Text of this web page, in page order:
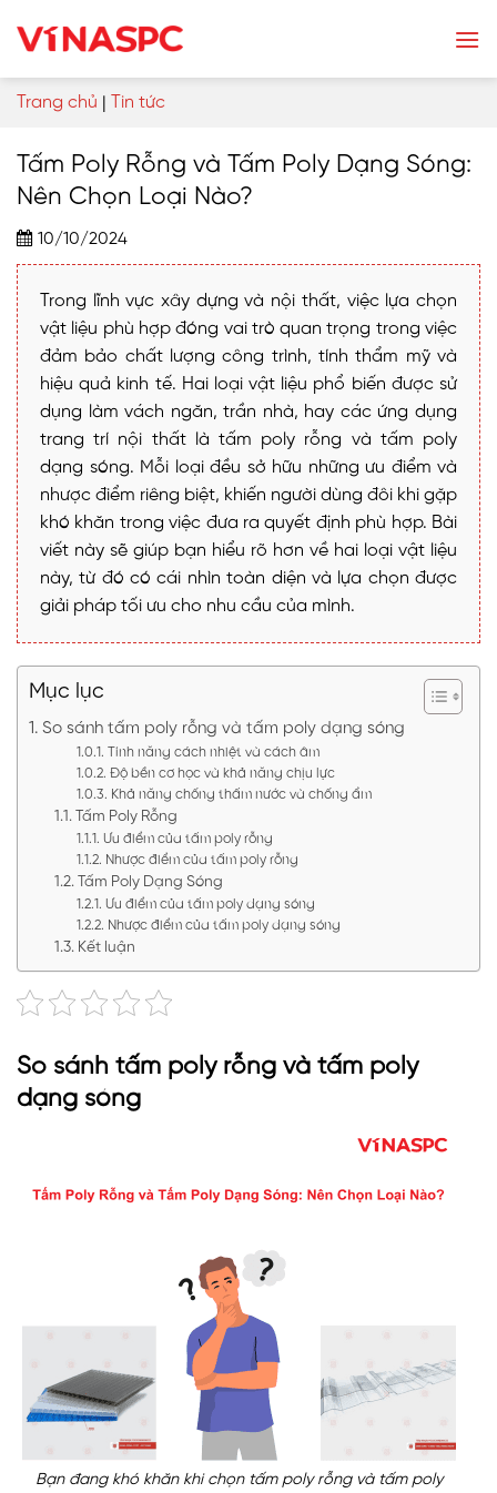
Trang chủ | Tin tức
Tấm Poly Rỗng và Tấm Poly Dạng Sóng:
Nên Chọn Loại Nào?
10/10/2024
Trong lĩnh vực xây dựng và nội thất, việc lựa chọn
vật liệu phù hợp đóng vai trò quan trọng trong việc
đảm bảo chất lượng công trình, tính thẩm mỹ và
hiệu quả kinh tế. Hai loại vật liệu phổ biến được sử
dụng làm vách ngăn, trần nhà, hay các ứng dụng
trang trí nội thất là tấm poly rỗng và tấm poly
dạng sóng. Mỗi loại đều sở hữu những ưu điểm và
nhược điểm riêng biệt, khiến người dùng đôi khi gặp
khó khăn trong việc đưa ra quyết định phù hợp. Bài
viết này sẽ giúp bạn hiểu rõ hơn về hai loại vật liệu
này, từ đó có cái nhìn toàn diện và lựa chọn được
giải pháp tối ưu cho nhu cầu của mình.
Mục lục
So sánh tấm poly rỗng và tấm poly dạng sóng
Tính năng cách nhiệt và cách âm
Độ bền cơ học và khả năng chịu lực
Khả năng chống thấm nước và chống ẩm
Tấm Poly Rỗng
Ưu điểm của tấm poly rỗng
Nhược điểm của tấm poly rỗng
Tấm Poly Dạng Sóng
Ưu điểm của tấm poly dạng sóng
Nhược điểm của tấm poly dạng sóng
Kết luận
So sánh tấm poly rỗng và tấm poly
dạng sóng
Bạn đang khó khăn khi chọn tấm poly rỗng và tấm poly